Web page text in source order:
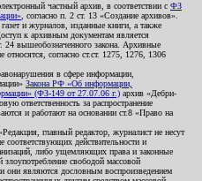
частный архив, в соответствии с ФЗ
, согласно п. 2 ст. 13 «Создание архивов».
и журналов, изданные книги, а также
к архивным документам является
24 вышеобозначенного закона. Архивные
относятся, согласно ст.ст. 1275, 1276, 1306
в сфере информации,
Закона РФ «Об информации,
(ФЗ-149 от 27.07.06 г.) архив «Дебри-
ответственность за распространение
и работают на основании ст.8 «Право на
главный редактор, журналист не несут
соответствующих действительности и
либо ущемляющих права и законные
свободой массовой
они являются дословным воспроизведением